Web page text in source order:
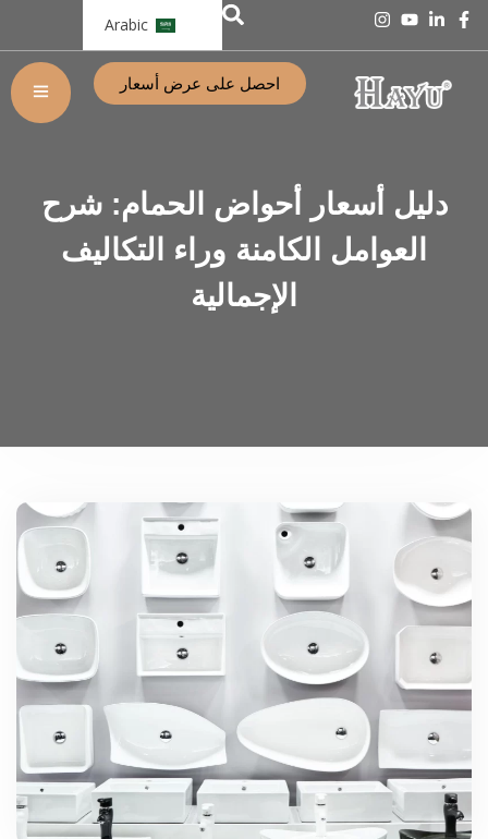
Arabic
احصل على عرض أسعار
دليل أسعار أحواض الحمام: شرح
العوامل الكامنة وراء التكاليف
الإجمالية